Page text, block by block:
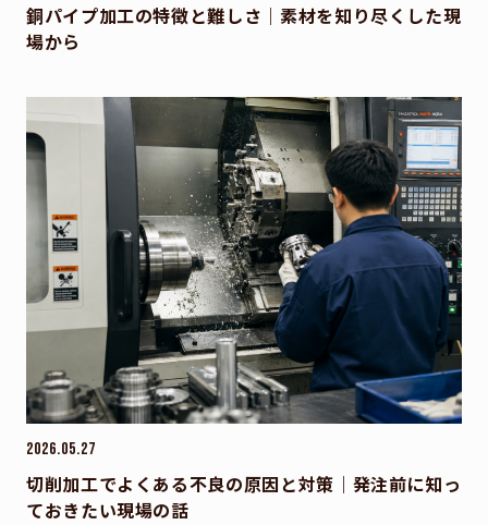
銅パイプ加工の特徴と難しさ｜素材を知り尽くした現
場から
2026.05.27
切削加工でよくある不良の原因と対策｜発注前に知っ
ておきたい現場の話